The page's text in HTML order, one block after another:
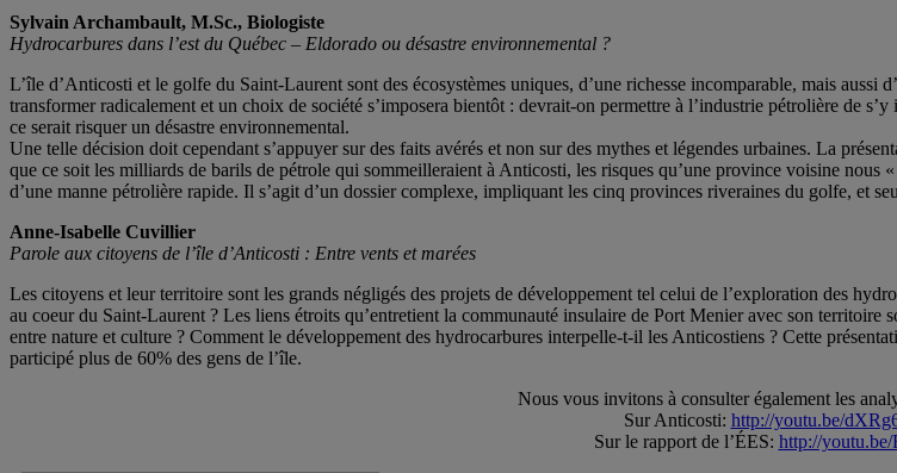
Sylvain Archambault, M.Sc., Biologiste
Hydrocarbures dans l’est du Québec – Eldorado ou désastre environnemental ?
L’île d’Anticosti et le golfe du Saint-Laurent sont des écosystèmes uniques, d’une richesse incomparable, mais
transformer radicalement et un choix de société s’imposera bientôt : devrait-on permettre à l’industrie pétrolière de
ce serait risquer un désastre environnemental.
Une telle décision doit cependant s’appuyer sur des faits avérés et non sur des mythes et légendes urbaines. La
que ce soit les milliards de barils de pétrole qui sommeilleraient à Anticosti, les risques qu’une province voisine
d’une manne pétrolière rapide. Il s’agit d’un dossier complexe, impliquant les cinq provinces riveraines du golfe, et
Anne-Isabelle Cuvillier
Parole aux citoyens de l’île d’Anticosti : Entre vents et marées
Les citoyens et leur territoire sont les grands négligés des projets de développement tel celui de l’exploration des
au coeur du Saint-Laurent ? Les liens étroits qu’entretient la communauté insulaire de Port Menier avec son
entre nature et culture ? Comment le développement des hydrocarbures interpelle-t-il les Anticostiens ? Cette
participé plus de 60% des gens de l’île.
Nous vous invitons à consulter également les
Sur Anticosti: http://youtu.be/
Sur le rapport de l’ÉES: http://